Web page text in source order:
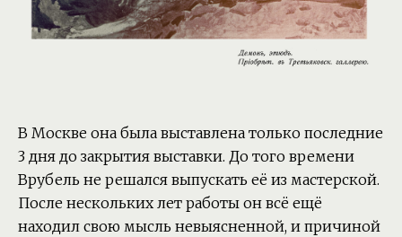
В Москве она была выставлена только последние
3 дня до закрытия выставки. До того времени
Врубель не решался выпускать её из мастерской.
После нескольких лет работы он всё ещё
находил свою мысль невыясненной, и причиной